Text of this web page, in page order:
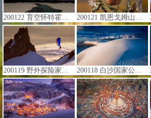
200122 育空怀特霍斯附近的北极光，加拿大 (© Design Pics/Danita Delimont) 200121 凯恩戈姆山脉中的欧亚红松鼠，苏格兰高地 (© Images from BarbAnna/Getty Images)
200119 野外探险家亚历克斯·彼得森在胡德山南侧快速滑翔，俄勒冈 (© Richard Hallman/DEEPOL by plainpicture) 200118 白沙国家公园中的石膏沙丘，新墨西哥 (© Grant Kaye/Cavan Images)